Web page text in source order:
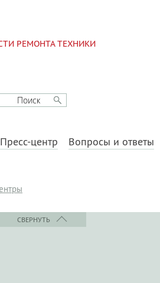
РЕМОНТА ТЕХНИКИ
Пресс-центр
Вопросы и ответы
СВЕРНУТЬ